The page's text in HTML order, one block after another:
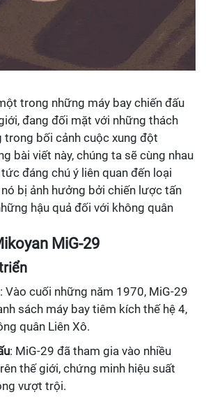
trong những máy bay chiến đấu
đang đối mặt với những thách
bối cảnh cuộc xung đột
bài viết này, chúng ta sẽ cùng nhau
đáng chú ý liên quan đến loại
nó bị ảnh hưởng bởi chiến lược tấn
hậu quả đối với không quân
MiG-29
: Vào cuối những năm 1970, MiG-29
sách máy bay tiêm kích thế hệ 4,
quân Liên Xô.
: MiG-29 đã tham gia vào nhiều
thế giới, chứng minh hiệu suất
vượt trội.